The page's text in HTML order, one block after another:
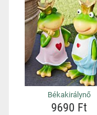
Békakirálynő
9690 Ft